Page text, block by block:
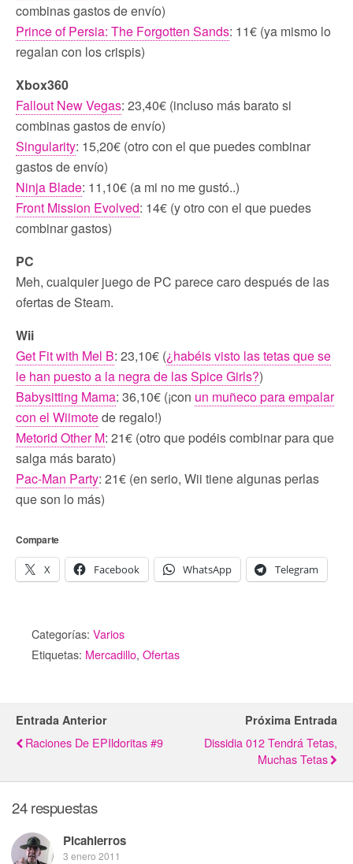
combinas gastos de envío)
Prince of Persia: The Forgotten Sands: 11€ (ya mismo lo
regalan con los crispis)
Xbox360
Fallout New Vegas: 23,40€ (incluso más barato si
combinas gastos de envío)
Singularity: 15,20€ (otro con el que puedes combinar
gastos de envío)
Ninja Blade: 11,10€ (a mi no me gustó..)
Front Mission Evolved: 14€ (y otro con el que puedes
combinar gastos)
PC
Meh, cualquier juego de PC parece caro después de las
ofertas de Steam.
Wii
Get Fit with Mel B: 23,10€ (¿habéis visto las tetas que se
le han puesto a la negra de las Spice Girls?)
Babysitting Mama: 36,10€ (¡con un muñeco para empalar
con el Wiimotede regalo!)
Metorid Other M: 21€ (otro que podéis combinar para que
salga más barato)
Pac-Man Party: 21€ (en serio, Wii tiene algunas perlas
que son lo más)
Comparte
X Facebook WhatsApp Telegram
Categorías: Varios
Etiquetas: Mercadillo, Ofertas
Entrada Anterior
Raciones De EPIldoritas #9
Próxima Entrada
Dissidia 012 Tendrá Tetas,
Muchas Tetas
24 respuestas
Picahierros
3 enero 2011